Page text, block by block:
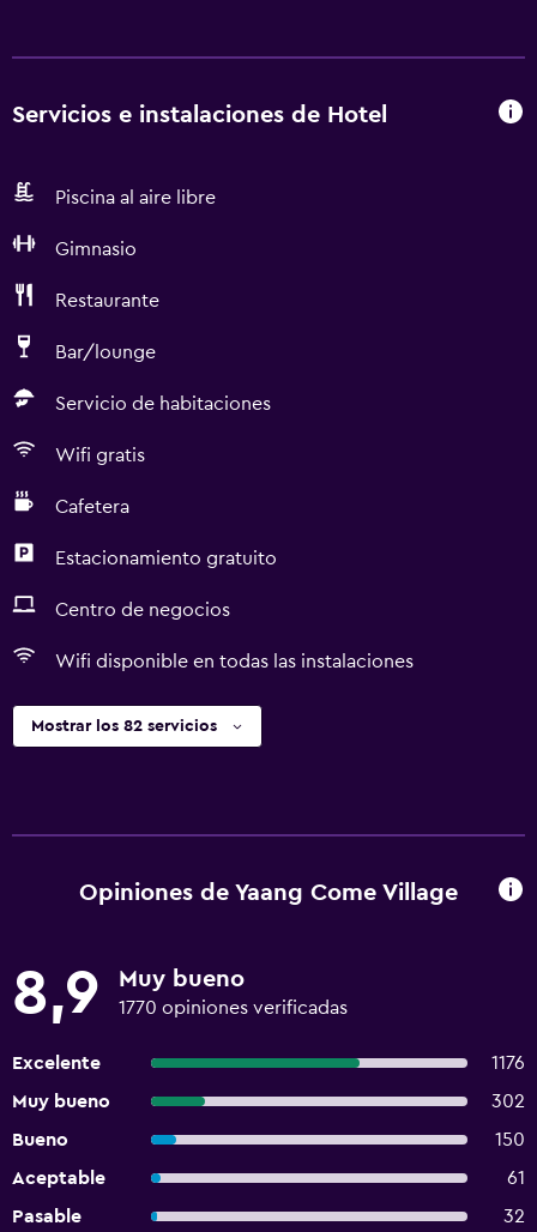
Servicios e instalaciones de Hotel
Piscina al aire libre
Gimnasio
Restaurante
Bar/lounge
Servicio de habitaciones
Wifi gratis
Cafetera
Estacionamiento gratuito
Centro de negocios
Wifi disponible en todas las instalaciones
Mostrar los 82 servicios
Opiniones de Yaang Come Village
8,9 Muy bueno
1770 opiniones verificadas
Excelente
1176
Muy bueno
302
Bueno
150
Aceptable
61
Pasable
32